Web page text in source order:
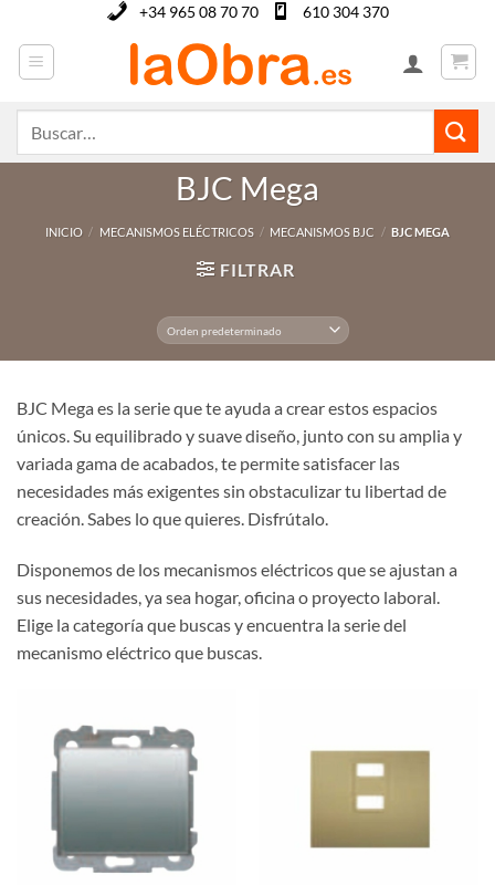
contenido
+34 965 08 70 70 610 304 370
BJC Mega
INICIO / MECANISMOS ELÉCTRICOS / MECANISMOS BJC / BJC MEGA
FILTRAR
BJC Mega es la serie que te ayuda a crear estos espacios
únicos. Su equilibrado y suave diseño, junto con su amplia y
variada gama de acabados, te permite satisfacer las
necesidades más exigentes sin obstaculizar tu libertad de
creación. Sabes lo que quieres. Disfrútalo.
Disponemos de los mecanismos eléctricos que se ajustan a
sus necesidades, ya sea hogar, oficina o proyecto laboral.
Elige la categoría que buscas y encuentra la serie del
mecanismo eléctrico que buscas.